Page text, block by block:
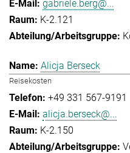
gabriele.berg@...
K-2.121
Alicja Berseck
Reisekosten
+49 331 567-9191
alicja.berseck@...
K-2.150